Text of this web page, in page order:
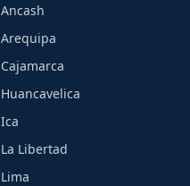
Ancash
Arequipa
Cajamarca
Huancavelica
Ica
La Libertad
Lima